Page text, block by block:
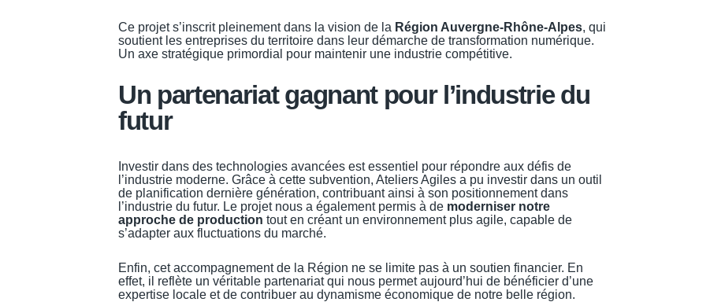
Ce projet s’inscrit pleinement dans la vision de la Région Auvergne-Rhône-Alpes, qui
soutient les entreprises du territoire dans leur démarche de transformation numérique.
Un axe stratégique primordial pour maintenir une industrie compétitive.
Un partenariat gagnant pour l’industrie du
futur
Investir dans des technologies avancées est essentiel pour répondre aux défis de
l’industrie moderne. Grâce à cette subvention, Ateliers Agiles a pu investir dans un outil
de planification dernière génération, contribuant ainsi à son positionnement dans
l’industrie du futur. Le projet nous a également permis à de moderniser notre
approche de production tout en créant un environnement plus agile, capable de
s’adapter aux fluctuations du marché.
Enfin, cet accompagnement de la Région ne se limite pas à un soutien financier. En
effet, il reflète un véritable partenariat qui nous permet aujourd’hui de bénéficier d’une
expertise locale et de contribuer au dynamisme économique de notre belle région.